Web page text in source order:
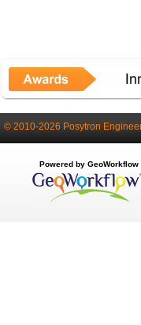
© 2010-2026 Posytron
Powered by GeoWorkflow